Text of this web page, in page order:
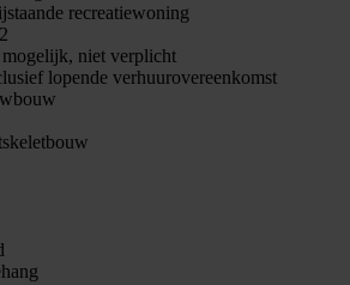
recreatiewoning
2
niet verplicht
lopende verhuurovereenkomst